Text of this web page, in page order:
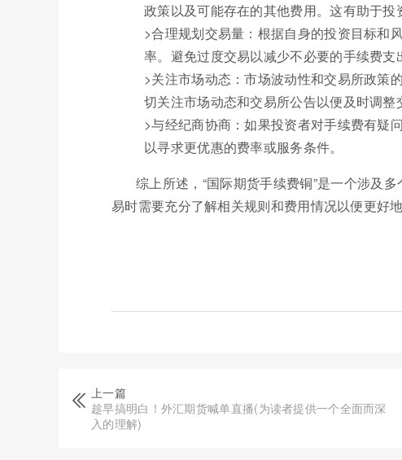
政策以及可能存在的其他费用。这有助于投
>合理规划交易量：根据自身的投资目标和
率。避免过度交易以减少不必要的手续费支
>关注市场动态：市场波动性和交易所政策
切关注市场动态和交易所公告以便及时调整
>与经纪商协商：如果投资者对手续费有疑
以寻求更优惠的费率或服务条件。
综上所述，“国际期货手续费铜”是一个涉及
易时需要充分了解相关规则和费用情况以便更好
上一篇
趁早搞明白！外汇期货喊单直播(为读者提供一个全面而深
入的理解)